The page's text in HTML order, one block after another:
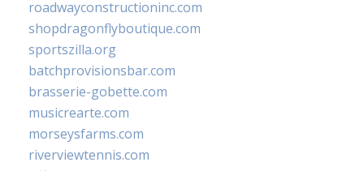
roadwayconstructioninc.com
shopdragonflyboutique.com
sportszilla.org
batchprovisionsbar.com
brasserie-gobette.com
musicrearte.com
morseysfarms.com
riverviewtennis.com